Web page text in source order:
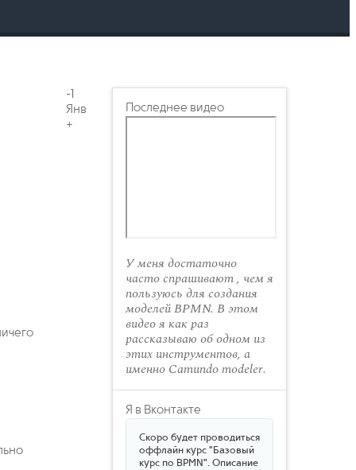
-1
Янв
+
Последнее видео
У меня достаточно
часто спрашивают , чем я
пользуюсь для создания
моделей BPMN. В этом
видео я как раз
рассказываю об одном из
этих инструментов, а
именно Camundo modeler.
Я в Вконтакте
Скоро будет проводиться
оффлайн курс "Базовый
курс по BPMN". Описание